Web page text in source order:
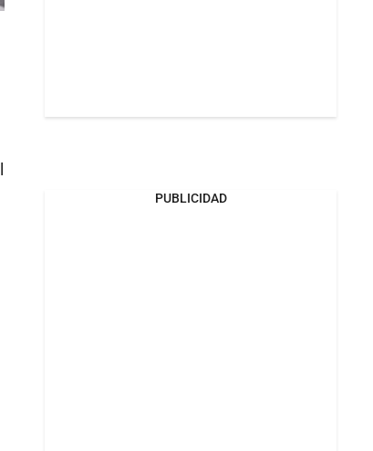
PUBLICIDAD